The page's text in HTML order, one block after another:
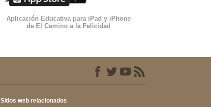
Aplicación Educativa para iPad y iPhone
de El Camino a la Felicidad
Sitios web relacionados